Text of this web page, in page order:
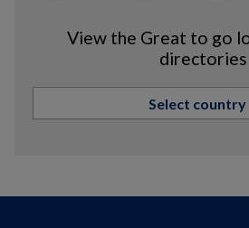
View the Great to go
directories
Select country